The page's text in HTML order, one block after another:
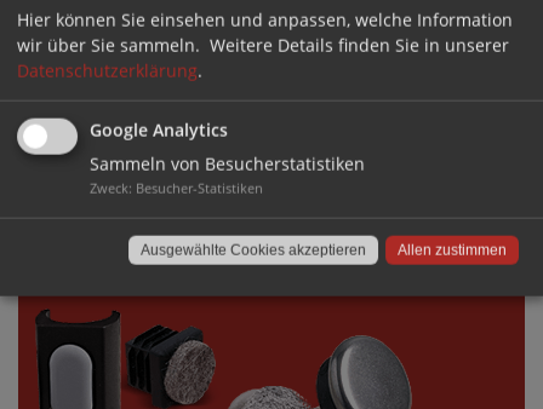
Archiv
Archiv
GLEITEN
GERÄUSCHHEMMEND UND BODENSCHONEND
Hier können Sie einsehen und anpassen, welche Information
wir über Sie sammeln. Weitere Details finden Sie in unserer
Datenschutzerklärung.
Google Analytics
Sammeln von Besucherstatistiken
Zweck: Besucher-Statistiken
Allen zustimmen
Ausgewählte Cookies akzeptieren